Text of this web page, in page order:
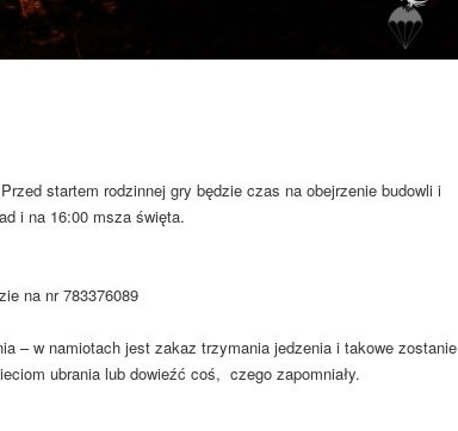
startem rodzinnej gry będzie czas na obejrzenie budowli i
i na 16:00 msza święta.
na nr 783376089
– w namiotach jest zakaz trzymania jedzenia i takowe zostanie
ubrania lub dowieźć coś, czego zapomniały.